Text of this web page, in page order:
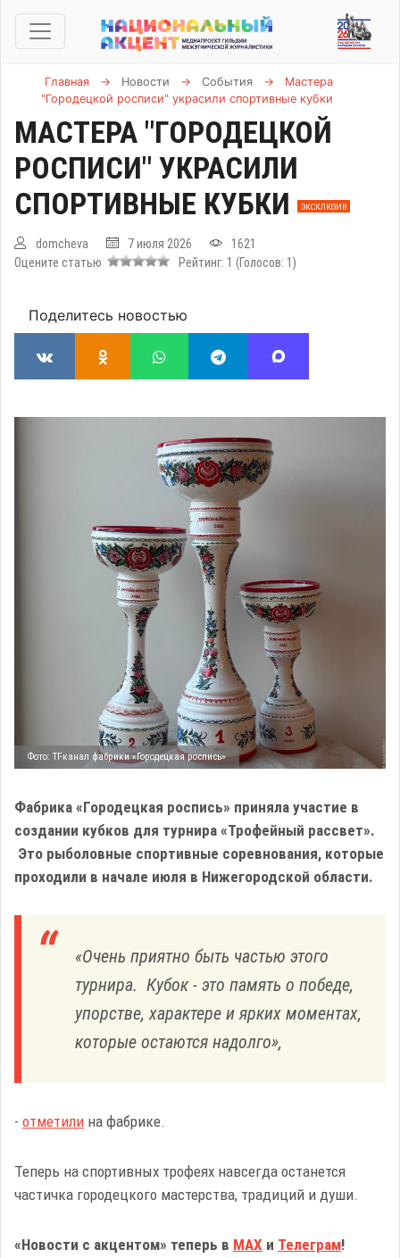
Главная → Новости → События →
Мастера
"Городецкой росписи" украсили спортивные кубки
МАСТЕРА "ГОРОДЕЦКОЙ
РОСПИСИ" УКРАСИЛИ
СПОРТИВНЫЕ КУБКИ
ЭКСКЛЮЗИВ
domcheva 7 июля 2026
1621
Оцените статью
Рейтинг: 1 (Голосов: 1 )
Поделитесь новостью
Фото: ТГ-канал фабрики «Городецкая роспись»
Фабрика «Городецкая роспись» приняла участие в
создании кубков для турнира «Трофейный рассвет».
Это рыболовные спортивные соревнования, которые
проходили в начале июля в Нижегородской области.
«Очень приятно быть частью этого
турнира. Кубок - это память о победе,
упорстве, характере и ярких моментах,
которые остаются надолго»,
- отметили на фабрике.
Теперь на спортивных трофеях навсегда останется
частичка городецкого мастерства, традиций и души.
«Новости с акцентом» теперь в МАХ и Телеграм!